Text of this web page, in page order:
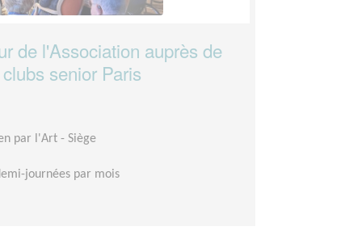
de l'Association auprès de
senior Paris
par l'Art - Siège
journées par mois